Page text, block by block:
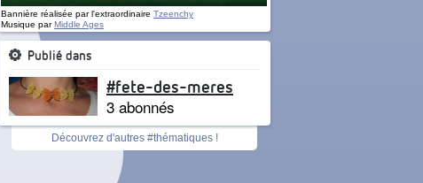
Bannière réalisée par l'extraordinaire Tzeenchy
Musique parMiddle Ages
Publié dans
#fete-des-meres
3 abonnés
Découvrez d'autres #thématiques !